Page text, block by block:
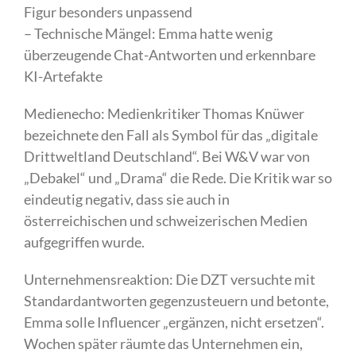
Figur besonders unpassend
– Technische Mängel: Emma hatte wenig
überzeugende Chat-Antworten und erkennbare
KI-Artefakte
Medienecho: Medienkritiker Thomas Knüwer
bezeichnete den Fall als Symbol für das „digitale
Drittweltland Deutschland“. Bei W&V war von
„Debakel“ und „Drama“ die Rede. Die Kritik war so
eindeutig negativ, dass sie auch in
österreichischen und schweizerischen Medien
aufgegriffen wurde.
Unternehmensreaktion: Die DZT versuchte mit
Standardantworten gegenzusteuern und betonte,
Emma solle Influencer „ergänzen, nicht ersetzen“.
Wochen später räumte das Unternehmen ein,